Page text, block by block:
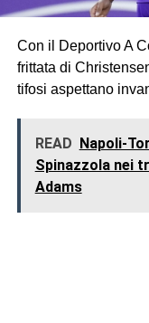
Con il Deportivo A
frittata di
tifosi aspettano
READ Napoli-
Spinazzola nei
Adams